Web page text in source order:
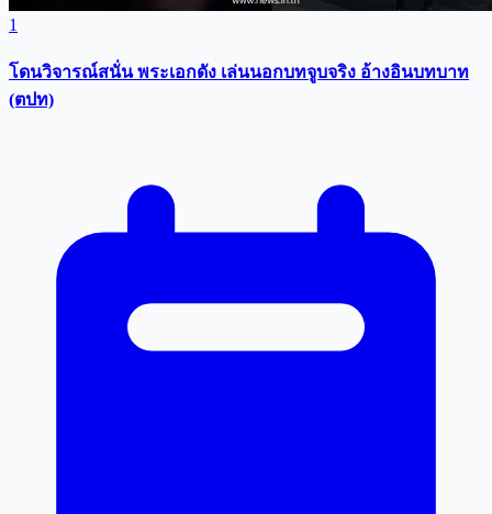
1
โดนวิจารณ์สนั่น พระเอกดัง เล่นนอกบทจูบจริง อ้างอินบทบาท
(ตปท)